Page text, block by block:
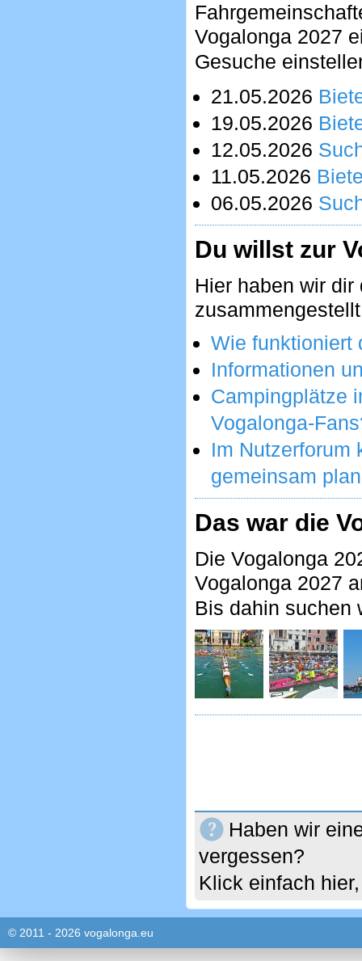
Vogalonga 2027
Gesuche
21.05.2026
19.05.2026
12.05.2026
11.05.2026
06.05.2026
Du willst zur
Hier haben wir
Wie funktioniert
Informationen
Campingplätze
Vogalonga-
Im Nutzerforum
gemeinsam
Das war die
Die Vogalonga
Vogalonga 2027
Bis dahin suchen
Haben wir
vergessen?
Klick einfach
© 2011 - 2026 vogalonga.eu